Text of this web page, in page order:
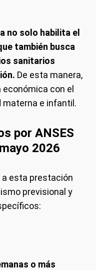
no solo habilita el
también busca
sanitarios
De esta manera,
con el
materna e infantil.
por ANSES
2026
esta prestación
previsional y
o más